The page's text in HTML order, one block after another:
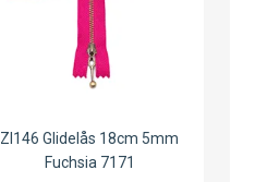
ZI146 Glidelås 18cm 5mm
Fuchsia 7171